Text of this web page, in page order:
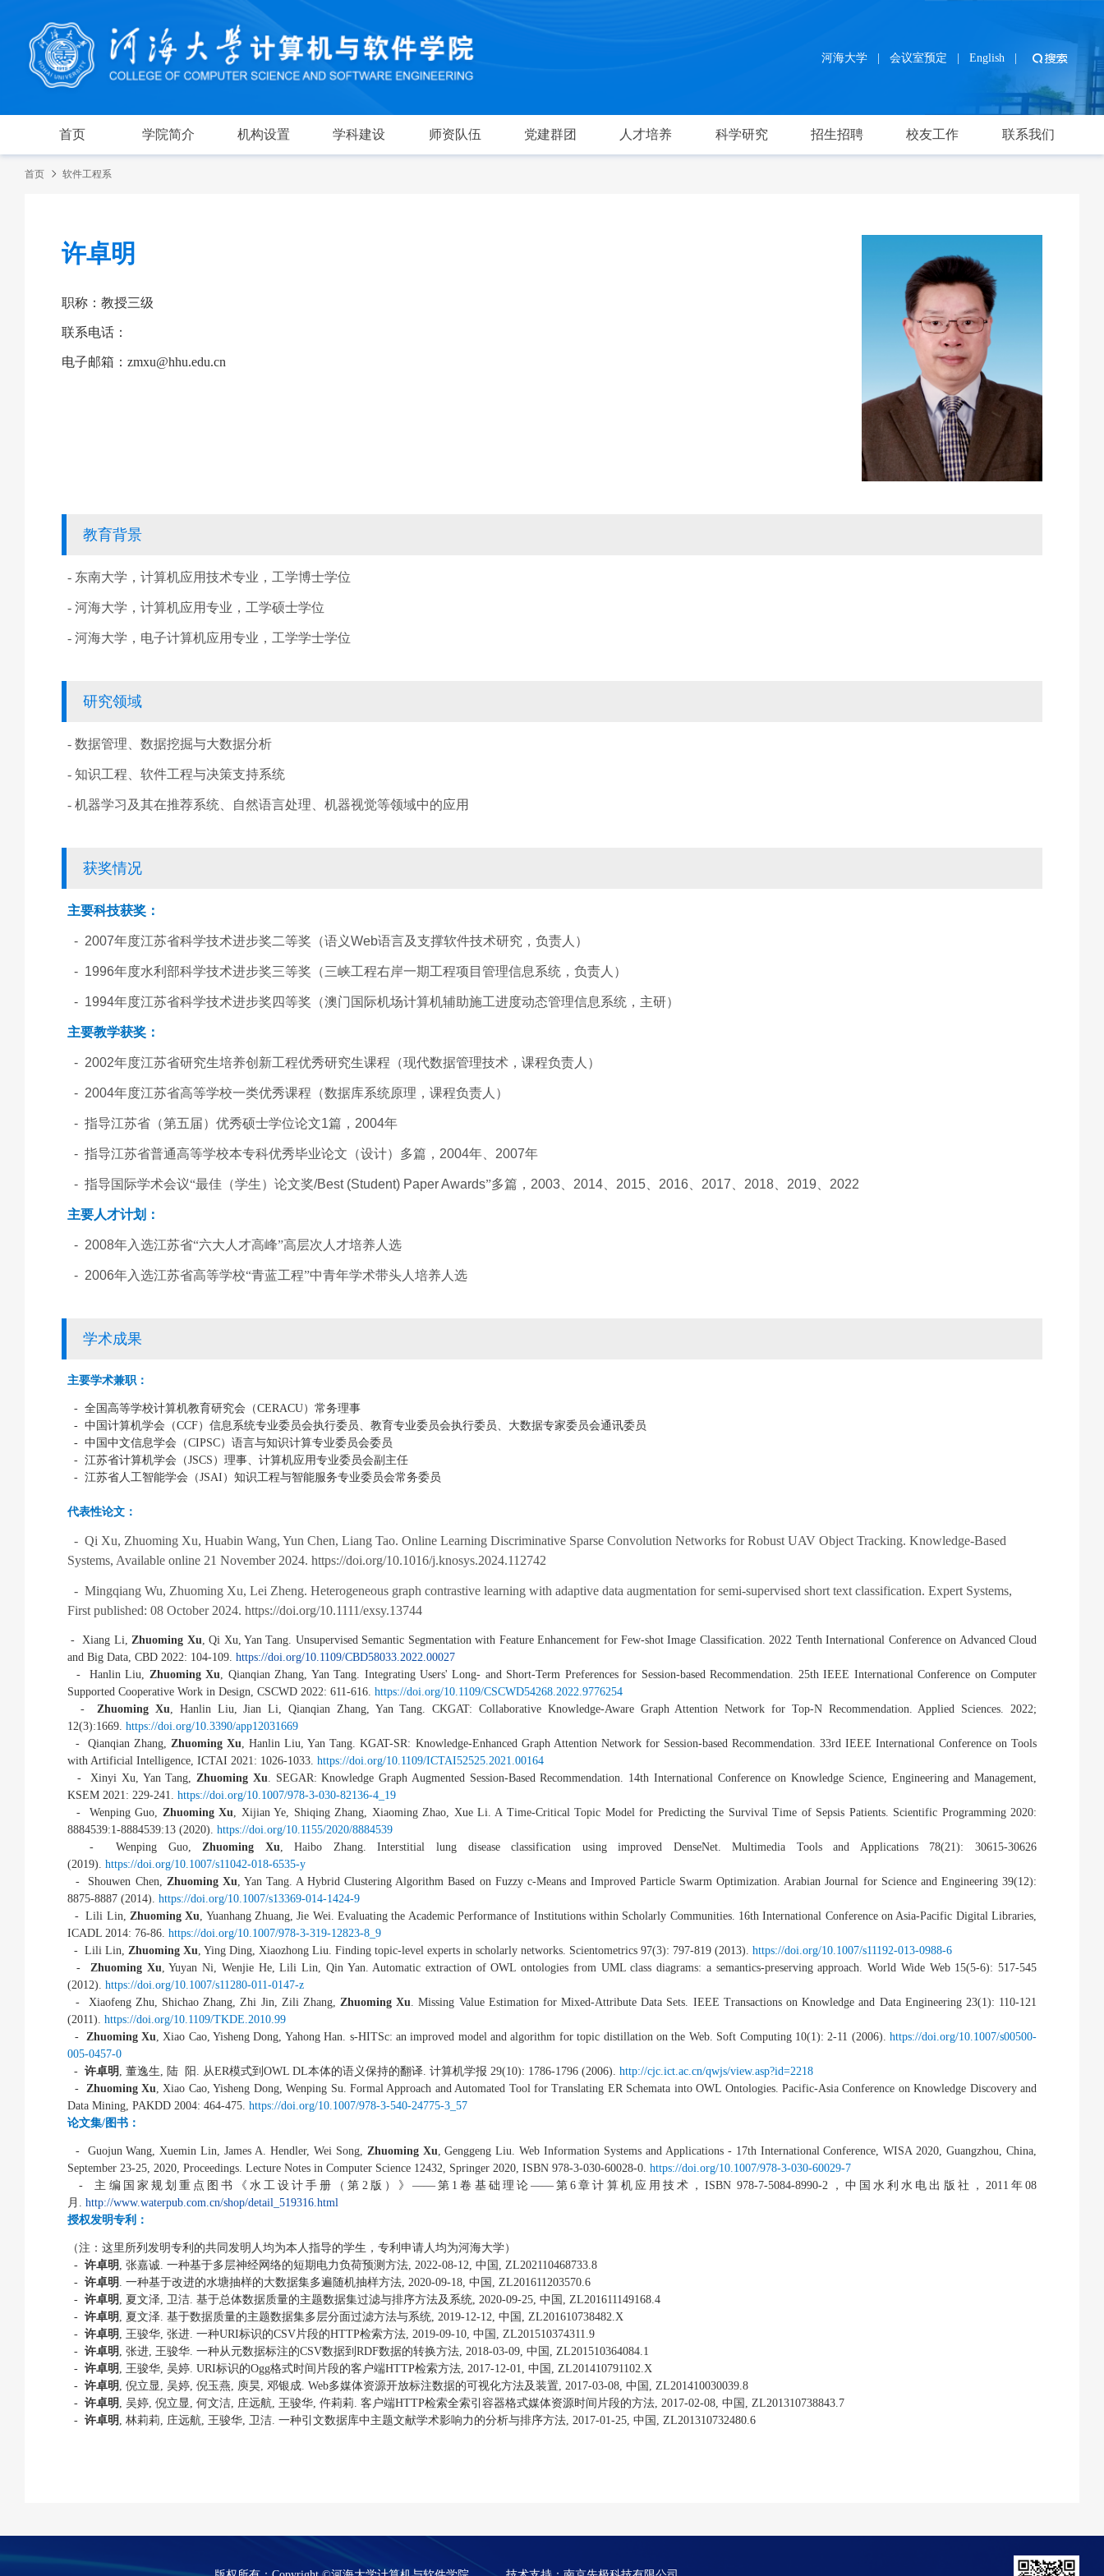
河海大学 | 会议室预定 | English |
首页 学院简介 机构设置 学科建设 师资队伍 党建群团 人才培养 科学研究 招生招聘 校友工作 联系我们
首页 软件工程系
许卓明
职称：教授三级
联系电话：
电子邮箱：zmxu@hhu.edu.cn
教育背景
- 东南大学，计算机应用技术专业，工学博士学位
- 河海大学，计算机应用专业，工学硕士学位
- 河海大学，电子计算机应用专业，工学学士学位
研究领域
- 数据管理、数据挖掘与大数据分析
- 知识工程、软件工程与决策支持系统
- 机器学习及其在推荐系统、自然语言处理、机器视觉等领域中的应用
获奖情况
主要科技获奖：
- 2007年度江苏省科学技术进步奖二等奖（语义Web语言及支撑软件技术研究，负责人）
- 1996年度水利部科学技术进步奖三等奖（三峡工程右岸一期工程项目管理信息系统，负责人）
- 1994年度江苏省科学技术进步奖四等奖（澳门国际机场计算机辅助施工进度动态管理信息系统，主研）
主要教学获奖：
- 2002年度江苏省研究生培养创新工程优秀研究生课程（现代数据管理技术，课程负责人）
- 2004年度江苏省高等学校一类优秀课程（数据库系统原理，课程负责人）
- 指导江苏省（第五届）优秀硕士学位论文1篇， 2004年
- 指导江苏省普通高等学校本专科优秀毕业论文（设计）多篇， 2004年、 2007年
- 指导国际学术会议“最佳（学生）论文奖/Best (Student) Paper Awards”多篇， 2003 2014 2015 2016 2017 2018 2019 2022
主要人才计划：
- 2008年入选江苏省“六大人才高峰”高层次人才培养人选
- 2006年入选江苏省高等学校“青蓝工程”中青年学术带头人培养人选
学术成果
主要学术兼职：
- 全国高等学校计算机教育研究会（CERACU）常务理事
- 中国计算机学会（CCF）信息系统专业委员会执行委员、教育专业委员会执行委员、大数据专家委员会通讯委员
- 中国中文信息学会（CIPSC）语言与知识计算专业委员会委员
- 江苏省计算机学会（JSCS ）理事、计算机应用专业委员会副主任
- 江苏省人工智能学会（JSAI ）知识工程与智能服务专业委员会常务委员
代表性论文：
- Qi Xu, Zhuoming Xu, Huabin Wang, Yun Chen, Liang Tao. Online Learning Discriminative Sparse Convolution Networks for Robust UAV Object Tracking. Knowledge-Based
Systems, Available online 21 November 2024. https://doi.org/10.1016/j.knosys.2024.112742
- Mingqiang Wu, Zhuoming Xu, Lei Zheng. Heterogeneous graph contrastive learning with adaptive data augmentation for semi-supervised short text classification. Expert Systems,
First published: 08 October 2024. https://doi.org/10.1111/exsy.13744
- Xiang Li,Zhuoming Xu, Qi Xu, Yan Tang. Unsupervised Semantic Segmentation with Feature Enhancement for Few-shot Image Classification. 2022 Tenth International Conference on Advanced Cloud
and Big Data, CBD 2022: 104-109. https://doi.org/10.1109/CBD58033.2022.00027
- Hanlin Liu, Zhuoming Xu, Qianqian Zhang, Yan Tang. Integrating Users' Long- and Short-Term Preferences for Session-based Recommendation. 25th IEEE International Conference on Computer
Supported Cooperative Work in Design, CSCWD 2022: 611-616. https://doi.org/10.1109/CSCWD54268.2022.9776254
-Zhuoming Xu, Hanlin Liu, Jian Li, Qianqian Zhang, Yan Tang. CKGAT: Collaborative Knowledge-Aware Graph Attention Network for Top-N Recommendation. Applied Sciences. 2022;
12(3):1669. https://doi.org/10.3390/app12031669
- Qianqian Zhang,Zhuoming Xu, Hanlin Liu, Yan Tang. KGAT-SR: Knowledge-Enhanced Graph Attention Network for Session-based Recommendation. 33rd IEEE International Conference on Tools
with Artificial Intelligence, ICTAI 2021: 1026-1033. https://doi.org/10.1109/ICTAI52525.2021.00164
- Xinyi Xu, Yan Tang, Zhuoming Xu. SEGAR: Knowledge Graph Augmented Session-Based Recommendation. 14th International Conference on Knowledge Science, Engineering and Management,
KSEM 2021: 229-241. https://doi.org/10.1007/978-3-030-82136-4_19
- Wenping Guo, Zhuoming Xu, Xijian Ye, Shiqing Zhang, Xiaoming Zhao, Xue Li. A Time-Critical Topic Model for Predicting the Survival Time of Sepsis Patients. Scientific Programming 2020:
8884539:1-8884539:13 (2020). https://doi.org/10.1155/2020/8884539
- Wenping Guo,Zhuoming Xu, Haibo Zhang. Interstitial lung disease classification using improved DenseNet. Multimedia Tools and Applications 78(21): 30615-30626
(2019). https://doi.org/10.1007/s11042-018-6535-y
- Shouwen Chen, Zhuoming Xu, Yan Tang. A Hybrid Clustering Algorithm Based on Fuzzy c-Means and Improved Particle Swarm Optimization. Arabian Journal for Science and Engineering 39(12):
8875-8887 (2014). https://doi.org/10.1007/s13369-014-1424-9
- Lili Lin, Zhuoming Xu, Yuanhang Zhuang, Jie Wei. Evaluating the Academic Performance of Institutions within Scholarly Communities. 16th International Conference on Asia-Pacific Digital Libraries,
ICADL 2014: 76-86. https://doi.org/10.1007/978-3-319-12823-8_9
- Lili Lin, Zhuoming Xu, Ying Ding, Xiaozhong Liu. Finding topic-level experts in scholarly networks. Scientometrics 97(3): 797-819 (2013). https://doi.org/10.1007/s11192-013-0988-6
- Zhuoming Xu, Yuyan Ni, Wenjie He, Lili Lin, Qin Yan. Automatic extraction of OWL ontologies from UML class diagrams: a semantics-preserving approach. World Wide Web 15(5-6): 517-545
(2012). https://doi.org/10.1007/s11280-011-0147-z
- Xiaofeng Zhu, Shichao Zhang, Zhi Jin, Zili Zhang,Zhuoming Xu. Missing Value Estimation for Mixed-Attribute Data Sets. IEEE Transactions on Knowledge and Data Engineering 23(1): 110-121
(2011). https://doi.org/10.1109/TKDE.2010.99
- Zhuoming Xu, Xiao Cao, Yisheng Dong, Yahong Han. s-HITSc: an improved model and algorithm for topic distillation on the Web. Soft Computing 10(1): 2-11 (2006).https://doi.org/10.1007/s00500-
005-0457-0
- 许卓明 , 董逸生, 陆 阳 . 从ER模式到 OWL DL本体的语义保持的翻译. 计算机学报 29(10): 1786-1796 (2006). http://cjc.ict.ac.cn/qwjs/view.asp?id=2218
- Zhuoming Xu, Xiao Cao, Yisheng Dong, Wenping Su. Formal Approach and Automated Tool for Translating ER Schemata into OWL Ontologies. Pacific-Asia Conference on Knowledge Discovery and
Data Mining, PAKDD 2004: 464-475. https://doi.org/10.1007/978-3-540-24775-3_57
论文集/图书：
- Guojun Wang, Xuemin Lin, James A. Hendler, Wei Song, Zhuoming Xu, Genggeng Liu. Web Information Systems and Applications - 17th International Conference, WISA 2020, Guangzhou, China,
September 23-25, 2020, Proceedings. Lecture Notes in Computer Science 12432, Springer 2020, ISBN 978-3-030-60028-0. https://doi.org/10.1007/978-3-030-60029-7
- 主编国家规划重点图书《水工设计手册（第 2版）》—— 第 1 卷基础理论 ——第6 章计算机应用技术，ISBN 978-7-5084-8990-2 ，中国水利水电出版社， 2011 年08
月 . http://www.waterpub.com.cn/shop/detail_519316.html
授权发明专利：
（注：这里所列发明专利的共同发明人均为本人指导的学生，专利申请人均为河海大学）
- 许卓明 , 张嘉诚. 一种基于多层神经网络的短期电力负荷预测方法, 2022-08-12, 中国 , ZL202110468733.8
- 许卓明 . 一种基于改进的水塘抽样的大数据集多遍随机抽样方法, 2020-09-18, 中国 , ZL201611203570.6
- 许卓明 , 夏文泽, 卫洁. 基于总体数据质量的主题数据集过滤与排序方法及系统, 2020-09-25, 中国 , ZL201611149168.4
- 许卓明 , 夏文泽. 基于数据质量的主题数据集多层分面过滤方法与系统, 2019-12-12, 中国 , ZL201610738482.X
- 许卓明 , 王骏华, 张进. 一种URI标识的CSV片段的HTTP检索方法, 2019-09-10, 中国 , ZL201510374311.9
- 许卓明 , 张进, 王骏华. 一种从元数据标注的CSV数据到 RDF数据的转换方法, 2018-03-09, 中国 , ZL201510364084.1
- 许卓明 , 王骏华, 吴婷. URI标识的Ogg格式时间片段的客户端HTTP检索方法, 2017-12-01, 中国 , ZL201410791102.X
- 许卓明 , 倪立显 , 吴婷, 倪玉燕, 庾昊, 邓银成. Web多媒体资源开放标注数据的可视化方法及装置, 2017-03-08, 中国 , ZL201410030039.8
- 许卓明 , 吴婷, 倪立显 , 何文洁, 庄远航, 王骏华, 仵莉莉. 客户端HTTP检索全索引容器格式媒体资源时间片段的方法, 2017-02-08, 中国 , ZL201310738843.7
- 许卓明 , 林莉莉, 庄远航, 王骏华, 卫洁. 一种引文数据库中主题文献学术影响力的分析与排序方法, 2017-01-25, 中国 , ZL201310732480.6